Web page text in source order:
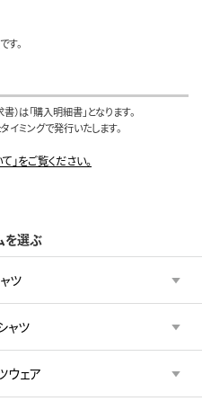
す。
は「購入明細書」となります。
ミングで発行いたします。
をご覧ください。
を選ぶ
ツ
ャツ
ウェア